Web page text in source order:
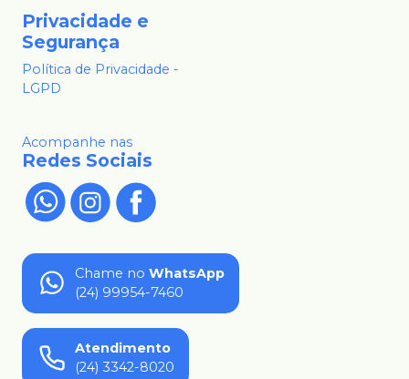
Privacidade e
Segurança
Política de Privacidade -
LGPD
Acompanhe nas
Redes Sociais
Chame no WhatsApp
(24) 99954-7460
Atendimento
(24) 3342-8020